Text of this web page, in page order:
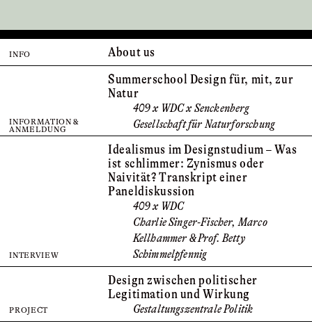
INFO
About us
Summer­school Design für, mit, zur
Natur
INFORMATION &
ANMELDUNG
409 x WDC x Senckenberg
Gesellschaft für Naturforschung
Idealismus im Designstudium – Was
ist schlimmer: Zynismus oder
Naivität? Transkript einer
Paneldiskussion
INTERVIEW
409 x WDC
Charlie Singer-Fischer, Marco
Kellhammer & Prof. Betty
Schimmelpfennig
Design zwischen politischer
Legitimation und Wirkung
PROJECT Gestaltungszentrale Politik